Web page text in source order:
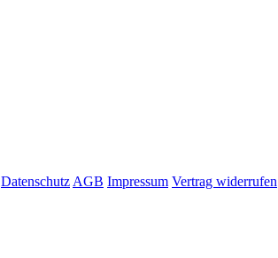
DatenschutzAGB Impressum Vertrag widerrufen